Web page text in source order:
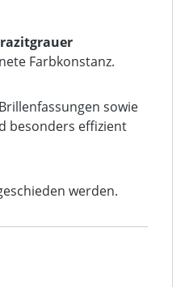
Farbkonstanz.
sowie
besonders effizient
werden.